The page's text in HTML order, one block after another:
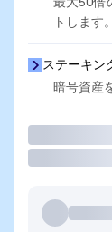
最大50倍
トします。
ステーキン
暗号資産